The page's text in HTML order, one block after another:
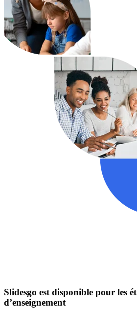
Slidesgo est disponible pour les
d’enseignement